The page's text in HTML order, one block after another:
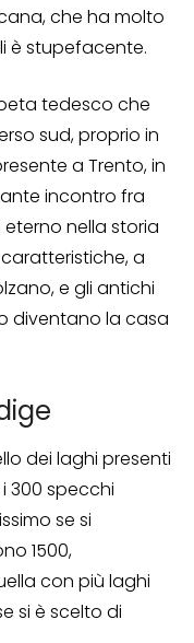
che ha molto
è stupefacente.
tedesco che
sud, proprio in
a Trento, in
incontro fra
nella storia
a
e gli antichi
diventano la casa
dei laghi presenti
300 specchi
se si
1500,
con più laghi
si è scelto di